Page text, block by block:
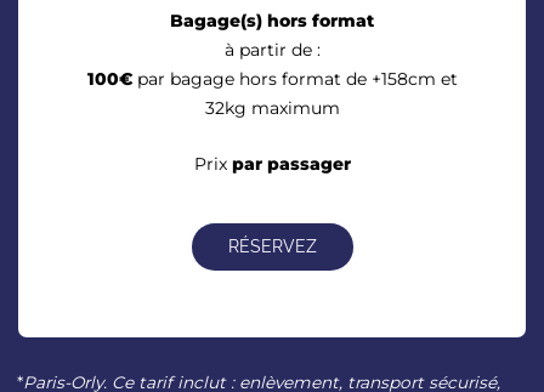
Bagage(s) hors format
à partir de :
100€par bagage hors format de +158cm et
32kg maximum
Prix par passager
RÉSERVEZ
*Paris-Orly. Ce tarif inclut : enlèvement, transport sécurisé,